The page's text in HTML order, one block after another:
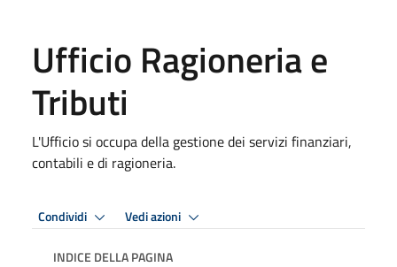
Ufficio Ragioneria e
Tributi
L'Ufficio si occupa della gestione dei servizi finanziari,
contabili e di ragioneria.
Condividi Vedi azioni
INDICE DELLA PAGINA